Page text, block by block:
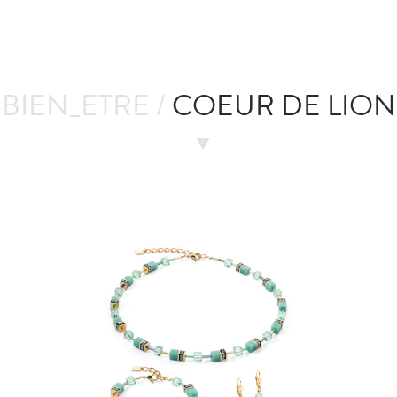
BIEN_ETRE / COEUR DE LION